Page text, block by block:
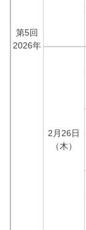
第5回
2026年
2月26日
（木）